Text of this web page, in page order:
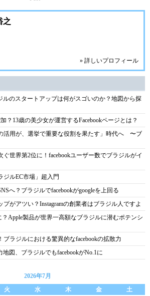
之
» 詳しいプロフィール
ルのスタートアップは何がスゴいのか？地図から探
？13歳の美少女が運営するFacebookページとは？
活用が、選挙で重要な役割を果たす」時代へ 〜ブ
世界第2位に！facebookユーザー数でブラジルがイ
ジルEC市場」超入門
へ？ブラジルでfacebookがgoogleを上回る
がアツい？Instagramの創業者はブラジル人ですよ
？Apple製品が世界一高額なブラジルに潜むポテンシ
ブラジルにおける驚異的なfacebookの拡散力
図、ブラジルでもfacebookがNo.1に
2026年7月
火 水 木 金
土